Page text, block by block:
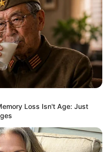
tempo de contribuição
no inciso I do caput serão
cada ano de contribuição e de
exceder os 25 (vinte e cinco)
de 5 (cinco) anos.
Loss Isn't Age: Just